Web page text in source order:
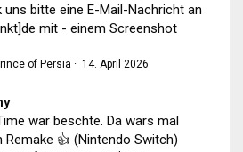
uns bitte eine E-Mail-Nachricht an
mit - einem Screenshot
of Persia · 14. April 2026
war beschte. Da wärs mal
Remake 👍 (Nintendo Switch)